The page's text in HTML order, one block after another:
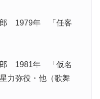
郎 1979年 「任客
1981年 「仮名
力弥役・他（歌舞